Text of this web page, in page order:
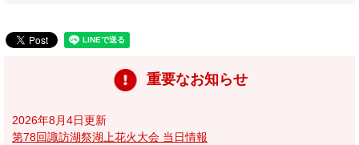
重要なお知らせ
2026年8月4日更新
第78回諏訪湖祭湖上花火大会 当日情報